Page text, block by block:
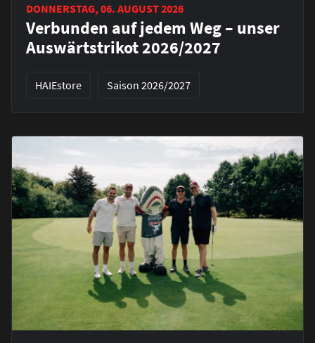
DONNERSTAG, 06. AUGUST 2026
Verbunden auf jedem Weg – unser
Auswärtstrikot 2026/2027
HAIEstore Saison 2026/2027